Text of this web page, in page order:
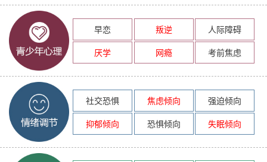
早恋 叛逆
人际障碍
厌学
网瘾 考前焦虑
社交恐惧 焦虑倾向
强迫倾向
抑郁倾向
恐惧倾向 失眠倾向